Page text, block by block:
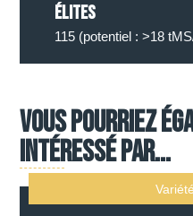
élites
115 (potentiel : >18
Vous pourriez
intéressé par...